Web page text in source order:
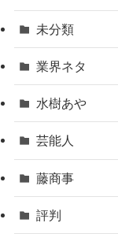
未分類
業界ネタ
水樹あや
芸能人
藤商事
評判